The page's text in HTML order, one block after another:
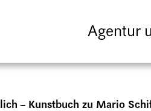
Agentur
– Kunstbuch zu Mario